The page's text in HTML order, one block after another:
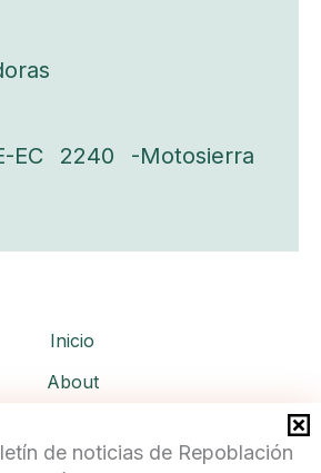
de noticias de Repoblación
EC 2240 -Motosierra
Inicio
About